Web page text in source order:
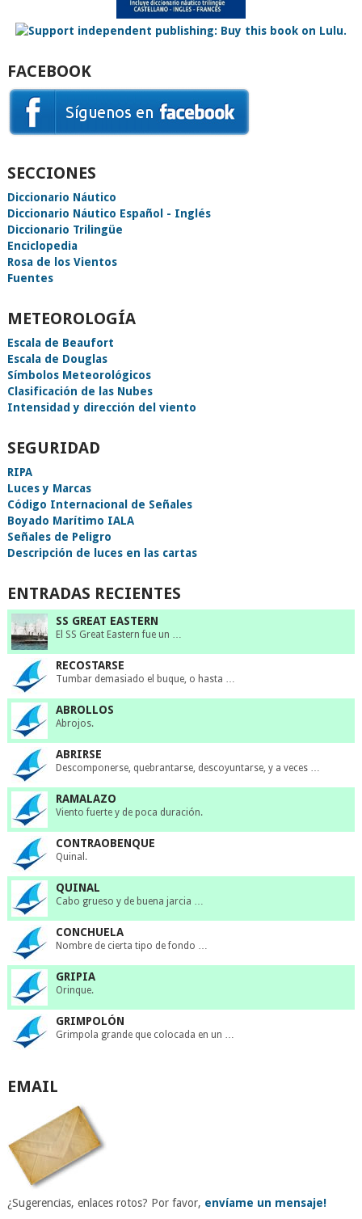
FACEBOOK
SECCIONES
Diccionario Náutico
Diccionario Náutico Español - Inglés
Diccionario Trilingüe
Enciclopedia
Rosa de los Vientos
Fuentes
METEOROLOGÍA
Escala de Beaufort
Escala de Douglas
Símbolos Meteorológicos
Clasificación de las Nubes
Intensidad y dirección del viento
SEGURIDAD
RIPA
Luces y Marcas
Código Internacional de Señales
Boyado Marítimo IALA
Señales de Peligro
Descripción de luces en las cartas
ENTRADAS RECIENTES
SS GREAT EASTERN
El SS Great Eastern fue un …
RECOSTARSE
Tumbar demasiado el buque, o hasta …
ABROLLOS
Abrojos.
ABRIRSE
Descomponerse, quebrantarse, descoyuntarse, y a veces …
RAMALAZO
Viento fuerte y de poca duración.
CONTRAOBENQUE
Quinal.
QUINAL
Cabo grueso y de buena jarcia …
CONCHUELA
Nombre de cierta tipo de fondo …
GRIPIA
Orinque.
GRIMPOLÓN
Grimpola grande que colocada en un …
EMAIL
¿Sugerencias, enlaces rotos? Por favor, envíame un mensaje!